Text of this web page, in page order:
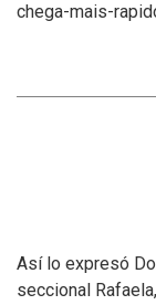
chega-mais-
Así lo expresó
seccional